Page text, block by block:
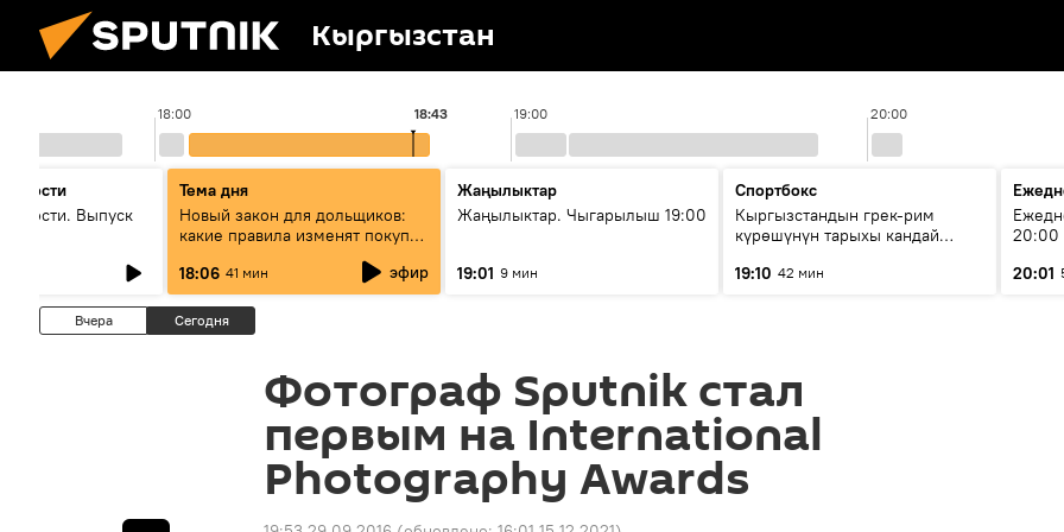
Кыргызстан
18:00 19:00 20:00
18:43
Выпуск
Тема дня
Новый закон для дольщиков:
какие правила изменят покупку
18:06 41 мин эфир
Жаңылыктар
Жаңылыктар. Чыгарылыш 19:00
19:01 9 мин
Спортбокс
Кыргызстандын грек-рим
күрөшүнүн тарыхы кандай
19:10 42 мин
20:00
20:01
Вчера Сегодня
Фотограф Sputnik стал
первым на International
Photography Awards